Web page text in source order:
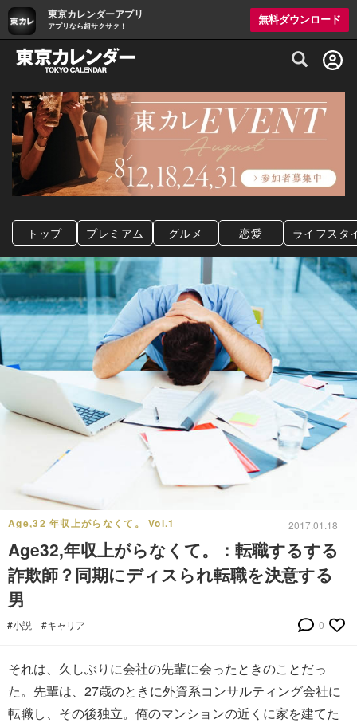
東京カレンダーアプリ
アプリなら超サクサク！
無料ダウンロード
グルメ情報・プレミアムレストラン予約
トップ プレミアム グルメ 恋愛 ライフスタ
Age,32 年収上がらなくて。 Vol.1 2017.01.18
Age32,年収上がらなくて。：転職するする
詐欺師？同期にディスられ転職を決意する
男
#小説 #キャリア 0
それは、久しぶりに会社の先輩に会ったときのことだっ
た。先輩は、27歳のときに外資系コンサルティング会社に
転職し、その後独立。俺のマンションの近くに家を建てた